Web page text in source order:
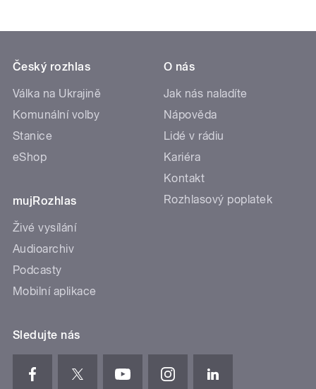
Český rozhlas
Válka na Ukrajině
Komunální volby
Stanice
eShop
mujRozhlas
Živé vysílání
Audioarchiv
Podcasty
Mobilní aplikace
O nás
Jak nás naladíte
Nápověda
Lidé v rádiu
Kariéra
Kontakt
Rozhlasový poplatek
Sledujte nás